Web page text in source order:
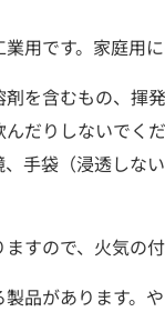
用です。家庭用
を含むもの、揮
だりしないでく
手袋（浸透しな
すので、火気の
品があります。